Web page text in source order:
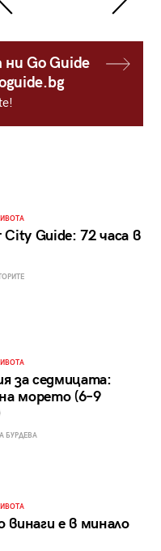
Go Guide
City Guide: 72 часа в
за седмицата:
морето (6–9
БУРДЕВА
е в минало